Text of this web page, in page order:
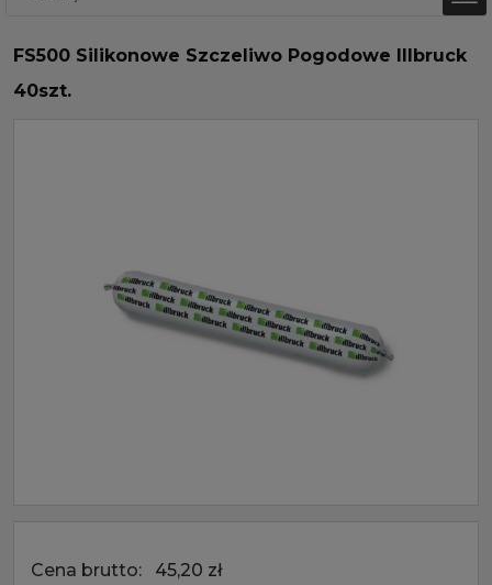
FS500 Silikonowe Szczeliwo Pogodowe Illbruck
40szt.
Cena brutto:
45,20 zł